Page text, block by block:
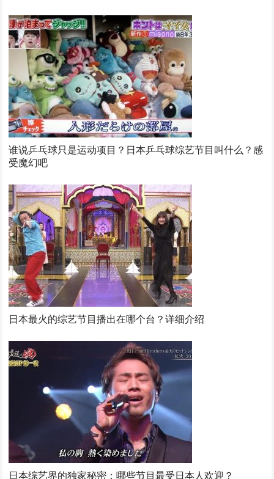
谁说乒乓球只是运动项目？日本乒乓球综艺节目叫什么？感
受魔幻吧
日本最火的综艺节目播出在哪个台？详细介绍
日本综艺界的独家秘密：哪些节目最受日本人欢迎？